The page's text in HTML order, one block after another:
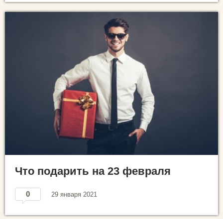
Что подарить на 23 февраля
0 29 января 2021